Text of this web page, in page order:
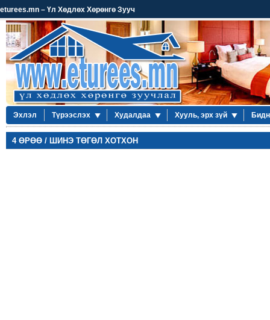
eturees.mn – Үл Хөдлөх Хөрөнгө Зууч
Эхлэл Түрээслэх Худалдаа Хууль, эрх зүй
4 ӨРӨӨ / ШИНЭ ТӨГӨЛ ХОТХОН